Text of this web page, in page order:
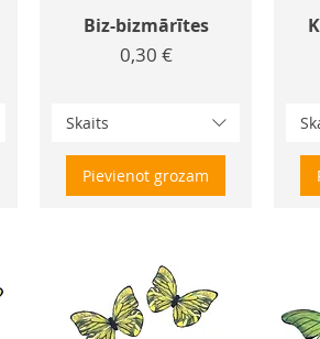
Biz-bizmārītes
Cena
0,30 €
Skaits
Pievienot grozam